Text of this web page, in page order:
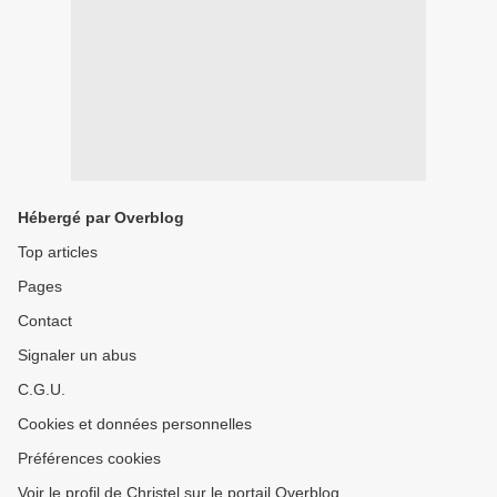
Hébergé par Overblog
Top articles
Pages
Contact
Signaler un abus
C.G.U.
Cookies et données personnelles
Préférences cookies
Voir le profil de Christel sur le portail Overblog